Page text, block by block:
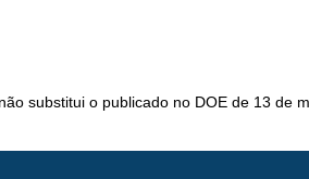
o publicado no DOE de 13 de